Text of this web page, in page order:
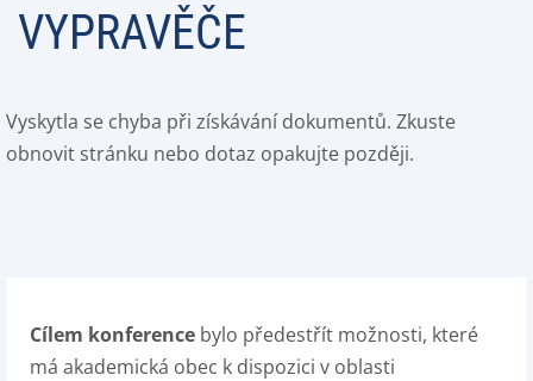
VYPRAVĚČE
Vyskytla se chyba při získávání dokumentů. Zkuste
obnovit stránku nebo dotaz opakujte později.
Cílem konference bylo předestřít možnosti, které
má akademická obec k dispozici v oblasti